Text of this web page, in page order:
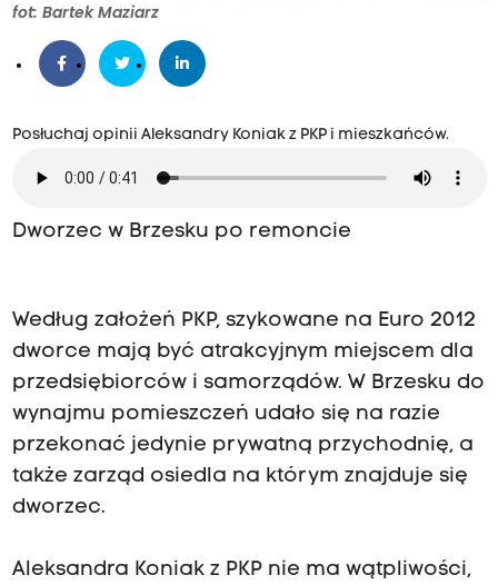
fot: Bartek Maziarz
Posłuchaj opinii Aleksandry Koniak z PKP i mieszkańców.
Dworzec w Brzesku po remoncie
Według założeń PKP, szykowane na Euro 2012
dworce mają być atrakcyjnym miejscem dla
przedsiębiorców i samorządów. W Brzesku do
wynajmu pomieszczeń udało się na razie
przekonać jedynie prywatną przychodnię, a
także zarząd osiedla na którym znajduje się
dworzec.
Aleksandra Koniak z PKP nie ma wątpliwości,